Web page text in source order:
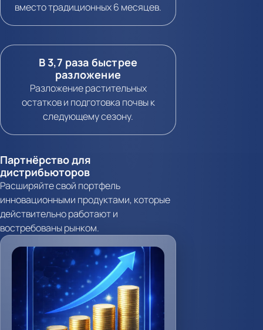
вместо традиционных 6 месяцев.
В 3,7 раза быстрее
разложение
Разложение растительных
остатков и подготовка почвы к
следующему сезону.
Партнёрство для
дистрибьюторов
Расширяйте свой портфель
инновационными продуктами, которые
действительно работают и
востребованы рынком.